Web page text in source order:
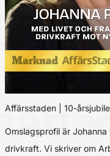
Affärsstaden | 10-
Omslagsprofil är
drivkraft. Vi skriver om